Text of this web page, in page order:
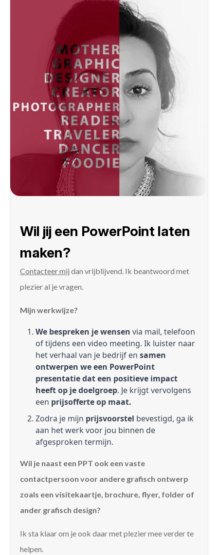
Wil jij een PowerPoint laten
maken?
Contacteer mij dan vrijblijvend. Ik beantwoord met
plezier al je vragen.
Mijn werkwijze?
We bespreken je wensen via mail, telefoon
of tijdens een video meeting. Ik luister naar
het verhaal van je bedrijf en samen
ontwerpen we een PowerPoint
presentatie dat een positieve impact
heeft op je doelgroep. Je krijgt vervolgens
een prijsofferte op maat.
Zodra je mijn prijsvoorstel bevestigd, ga ik
aan het werk voor jou binnen de
afgesproken termijn.
Wil je naast een PPT ook een vaste
contactpersoon voor andere grafisch ontwerp
zoals een visitekaartje, brochure, flyer, folder of
ander grafisch design?
Ik sta klaar om je ook daar met plezier mee verder te
helpen.